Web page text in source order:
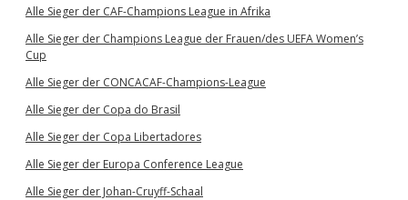
Alle Sieger der CAF-Champions League in Afrika
Alle Sieger der Champions League der Frauen/des UEFA Women’s
Cup
Alle Sieger der CONCACAF-Champions-League
Alle Sieger der Copa do Brasil
Alle Sieger der Copa Libertadores
Alle Sieger der Europa Conference League
Alle Sieger der Johan-Cruyff-Schaal